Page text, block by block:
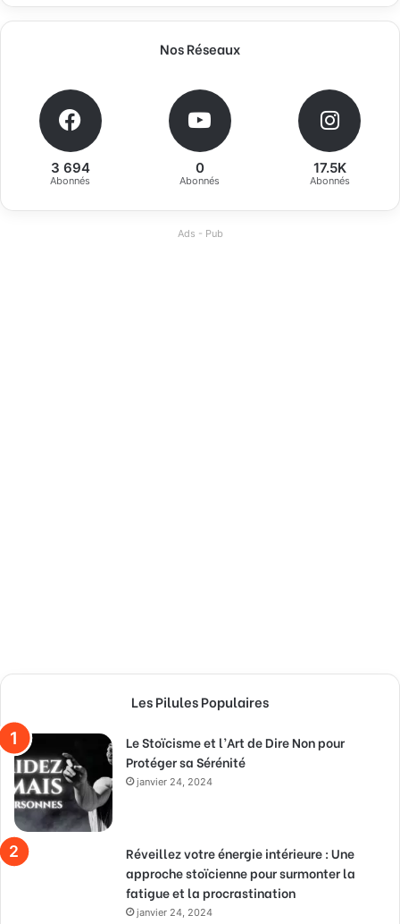
Nos Réseaux
3 694
Abonnés
0
Abonnés
17.5K
Abonnés
Ads - Pub
Les Pilules Populaires
Le Stoïcisme et l’Art de Dire Non pour
Protéger sa Sérénité
janvier 24, 2024
Réveillez votre énergie intérieure : Une
approche stoïcienne pour surmonter la
fatigue et la procrastination
janvier 24, 2024